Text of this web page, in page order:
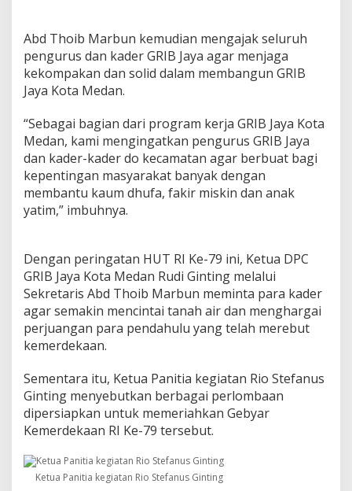
Abd Thoib Marbun kemudian mengajak seluruh
pengurus dan kader GRIB Jaya agar menjaga
kekompakan dan solid dalam membangun GRIB
Jaya Kota Medan.
“Sebagai bagian dari program kerja GRIB Jaya Kota
Medan, kami mengingatkan pengurus GRIB Jaya
dan kader-kader do kecamatan agar berbuat bagi
kepentingan masyarakat banyak dengan
membantu kaum dhufa, fakir miskin dan anak
yatim,” imbuhnya.
Dengan peringatan HUT RI Ke-79 ini, Ketua DPC
GRIB Jaya Kota Medan Rudi Ginting melalui
Sekretaris Abd Thoib Marbun meminta para kader
agar semakin mencintai tanah air dan menghargai
perjuangan para pendahulu yang telah merebut
kemerdekaan.
Sementara itu, Ketua Panitia kegiatan Rio Stefanus
Ginting menyebutkan berbagai perlombaan
dipersiapkan untuk memeriahkan Gebyar
Kemerdekaan RI Ke-79 tersebut.
Ketua Panitia kegiatan Rio Stefanus Ginting